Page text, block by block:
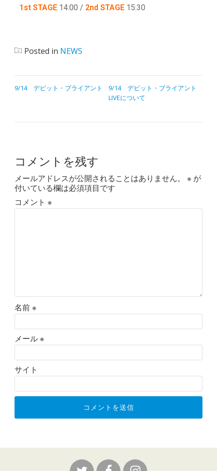
1st STAGE 14:00 / 2nd STAGE 15:30
Posted in NEWS
9/14 デビット・ブライアント
9/14 デビット・ブライアント
LIVEについて
コメントを残す
メールアドレスが公開されることはありません。 ※ が
付いている欄は必須項目です
コメント ※
名前※
メール※
サイト